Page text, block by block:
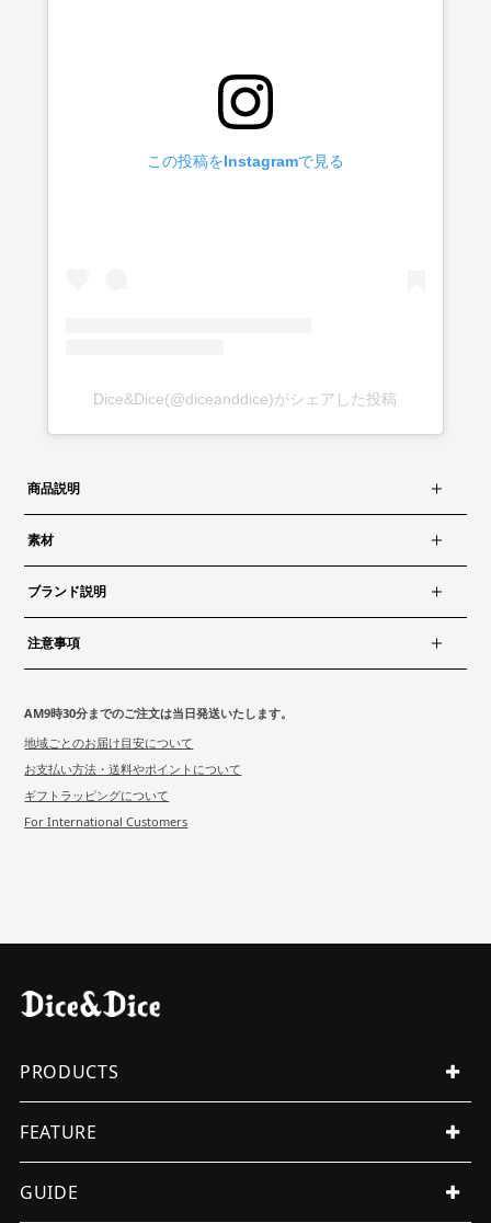
この投稿をInstagramで見る
Dice&Dice(@diceanddice)がシェアした投稿
商品説明
素材
ブランド説明
注意事項
AM9時30分までのご注文は当日発送いたします。
地域ごとのお届け目安について
お支払い方法・送料やポイントについて
ギフトラッピングについて
For International Customers
PRODUCTS
MENS
WOMENS
ORIGINAL
FEATURE
ITEMS
GUIDE